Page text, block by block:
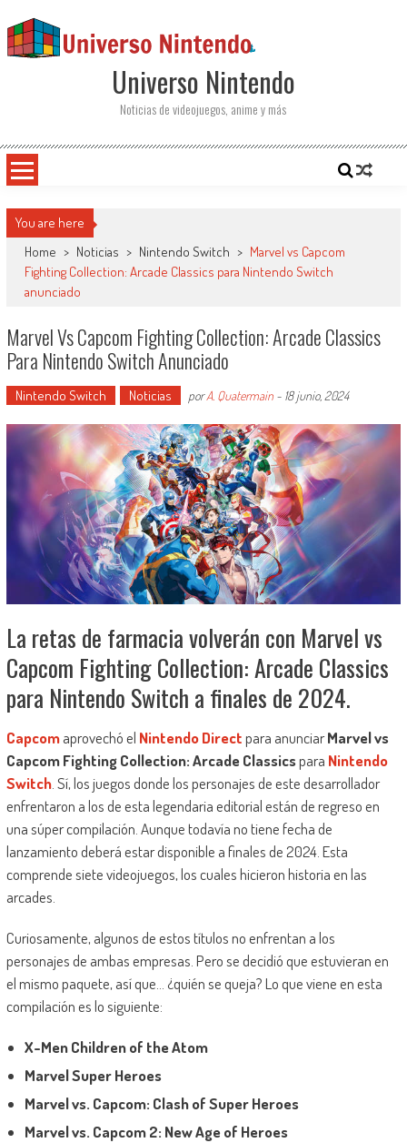
Universo Nintendo
Noticias de videojuegos, anime y más
You are here
Home > Noticias > Nintendo Switch > Marvel vs Capcom
Fighting Collection: Arcade Classics para Nintendo Switch
anunciado
Marvel Vs Capcom Fighting Collection: Arcade Classics
Para Nintendo Switch Anunciado
Nintendo Switch Noticias porA. Quatermain- 18 junio, 2024
La retas de farmacia volverán con Marvel vs
Capcom Fighting Collection: Arcade Classics
para Nintendo Switch a finales de 2024.
Capcomaprovechó el Nintendo Directpara anunciarMarvel vs
Capcom Fighting Collection: Arcade Classicspara Nintendo
Switch. Sí, los juegos donde los personajes de este desarrollador
enfrentaron a los de esta legendaria editorial están de regreso en
una súper compilación. Aunque todavía no tiene fecha de
lanzamiento deberá estar disponible a finales de 2024. Esta
comprende siete videojuegos, los cuales hicieron historia en las
arcades.
Curiosamente, algunos de estos títulos no enfrentan a los
personajes de ambas empresas. Pero se decidió que estuvieran en
el mismo paquete, así que… ¿quién se queja? Lo que viene en esta
compilación es lo siguiente:
X-Men Children of the Atom
Marvel Super Heroes
Marvel vs. Capcom: Clash of Super Heroes
Marvel vs. Capcom 2: New Age of Heroes